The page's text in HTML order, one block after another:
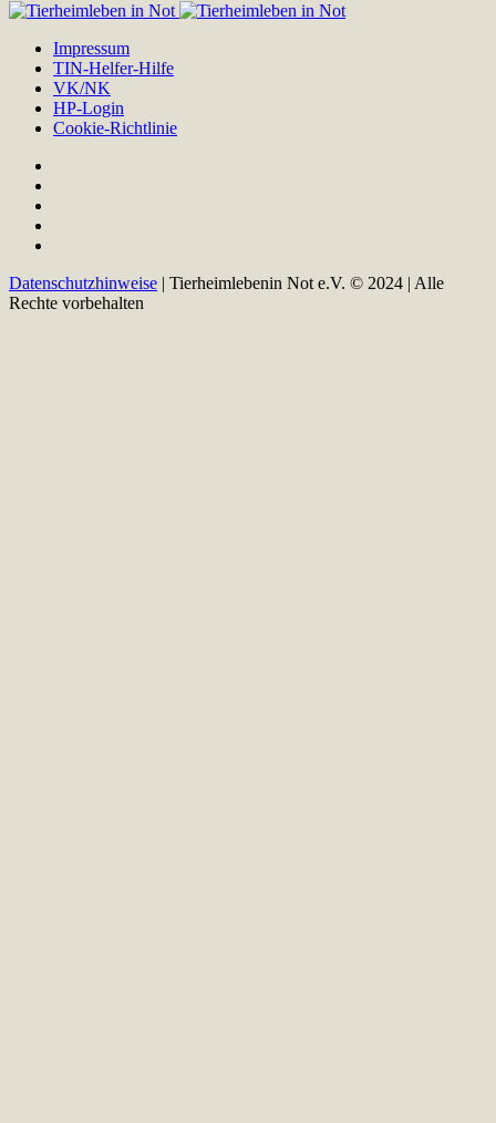
Impressum
TIN-Helfer-Hilfe
VK/NK
HP-Login
Cookie-Richtlinie
Datenschutzhinweise | Tierheimlebenin Not e.V. © 2024 | Alle
Rechte vorbehalten